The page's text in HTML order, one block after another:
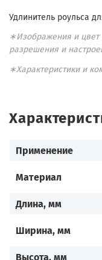
Удлинитель роульса
∗Изображения и цвет
разрешения и
∗Характеристики и
Применение
Материал
Длина, мм
Ширина, мм
Высота, мм